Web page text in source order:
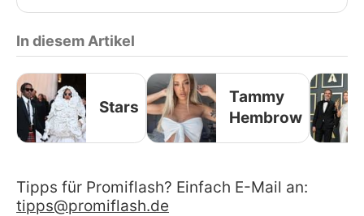
In diesem Artikel
Stars
Tammy
Hembrow
Tipps für Promiflash? Einfach E-Mail an:
tipps@promiflash.de